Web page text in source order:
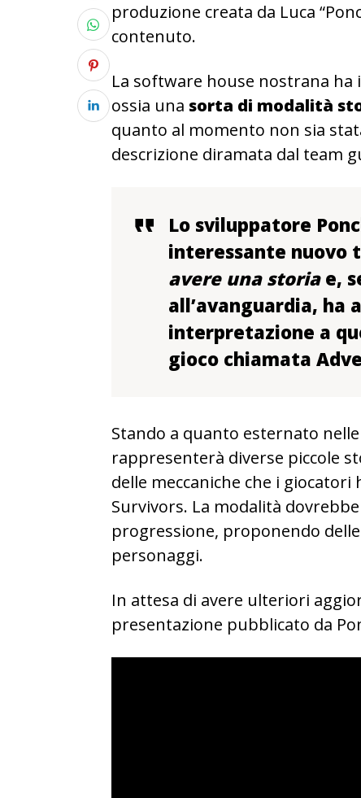
produzione creata da Luca
contenuto.
La software house nostrana
ossia una sorta di modalità
quanto al momento non sia
descrizione diramata dal team
Lo sviluppatore
interessante nuovo
avere una storiae,
all’avanguardia, ha
interpretazione a
gioco chiamata
Stando a quanto esternato
rappresenterà diverse piccole
delle meccaniche che i
Survivors. La modalità
progressione, proponendo
personaggi.
In attesa di avere ulteriori
presentazione pubblicato da